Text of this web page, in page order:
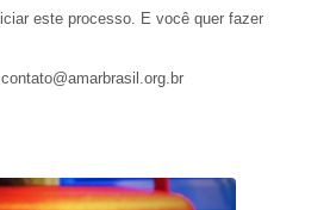
este processo. E você quer fazer